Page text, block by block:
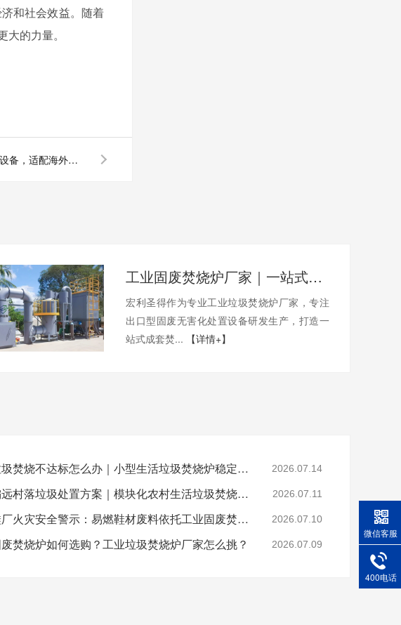
和社会效益。随着
大的力量。
模块化医疗垃圾焚烧炉设备，适配海外复杂工况落地
工业固废焚烧炉厂家｜一站式出口工业垃圾焚烧炉烟气检测环保达标
宏利圣得作为专业工业垃圾焚烧炉厂家，专注
出口型固废无害化处置设备研发生产，打造一
站式成套焚...
【详情+】
乡镇垃圾焚烧不达标怎么办｜小型生活垃圾焚烧炉稳定达标解决方案 2026.07.14
山区偏远村落垃圾处置方案｜模块化农村生活垃圾焚烧炉就地达标焚烧 2026.07.11
晋江鞋厂火灾安全警示：易燃鞋材废料依托工业固废焚烧炉实现规范化安全处置 2026.07.10
焚烧炉如何选购？工业垃圾焚烧炉厂家怎么挑？ 2026.07.09
微信客服
400电话